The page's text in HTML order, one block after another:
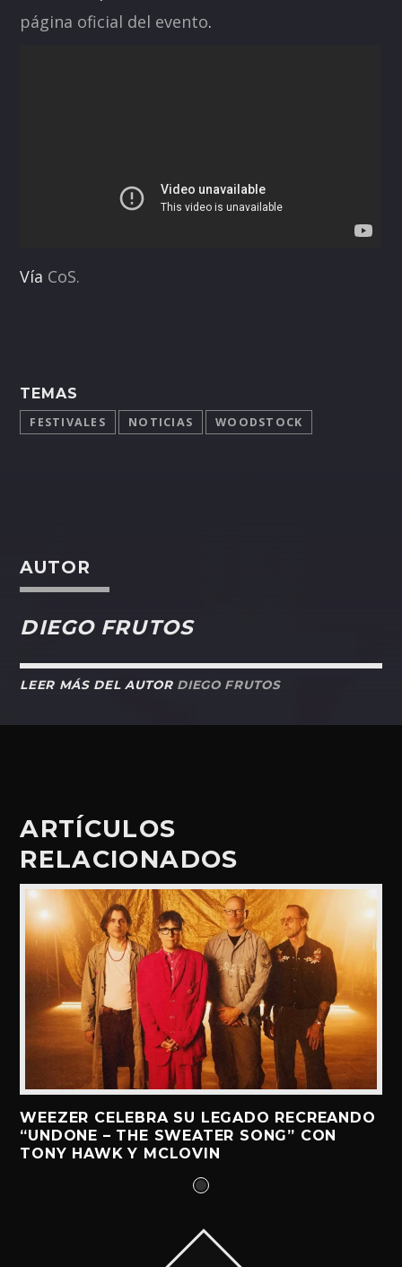
página oficial del evento.
Vía CoS.
TEMAS
FESTIVALES NOTICIAS WOODSTOCK
AUTOR
DIEGO FRUTOS
LEER MÁS DEL AUTOR DIEGO FRUTOS
ARTÍCULOS
RELACIONADOS
WEEZER CELEBRA SU LEGADO RECREANDO
“UNDONE – THE SWEATER SONG” CON
TONY HAWK Y MCLOVIN